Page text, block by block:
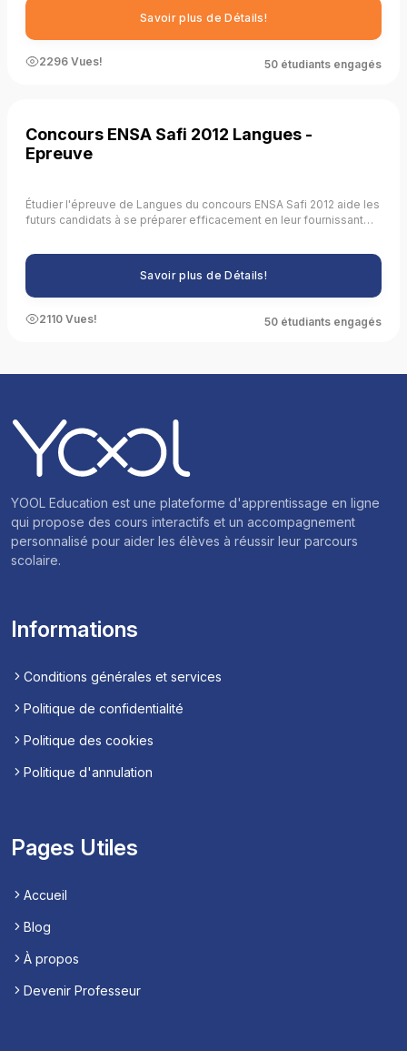
résolution de problèmes, en améliorant la gestion du temps, en
évaluant leur niveau de préparation, en se familiarisant avec le
format de l'examen, en développant des stratégies de réponse,
en améliorant leurs compétences analytiques et en renforçant
leurs connaissances fondamentales.
Savoir plus de Détails!
2296 Vues! 50 étudiants engagés
Concours ENSA Safi 2012 Langues -
Epreuve
Étudier l'épreuve de Langues du concours ENSA Safi 2012 aide les
futurs candidats à se préparer efficacement en leur fournissant
linguistiques, en pratiquant les types de questions, en gérant le
temps, en évaluant leur niveau de préparation, en se familiarisant
avec le format de l'examen, en développant des stratégies de
réponse efficaces, en améliorant leurs compétences analytiques
et critiques, et en simulant des conditions d'examen réelles.
Savoir plus de Détails!
2110 Vues! 50 étudiants engagés
YOOL Education est une plateforme d'apprentissage en ligne
qui propose des cours interactifs et un accompagnement
personnalisé pour aider les élèves à réussir leur parcours
scolaire.
Informations
Conditions générales et services
Politique de confidentialité
Politique des cookies
Politique d'annulation
Pages Utiles
Accueil
Blog
À propos
Devenir Professeur